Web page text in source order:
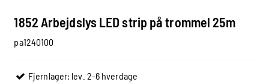
1852 Arbejdslys LED strip på trommel 25m
pa1240100
Fjernlager: lev. 2-6 hverdage